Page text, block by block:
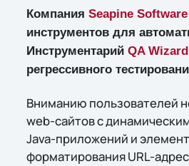
Компания Seapine Software
инструментов для
Инструментарий QA
регрессивного
Вниманию пользователей
web-сайтов с
Java-приложений и
форматирования URL-